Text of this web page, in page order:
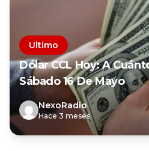
Ultimo
Dólar CCL Hoy: A
Sábado 16 De Mayo
NexoRadio
Hace 3 meses